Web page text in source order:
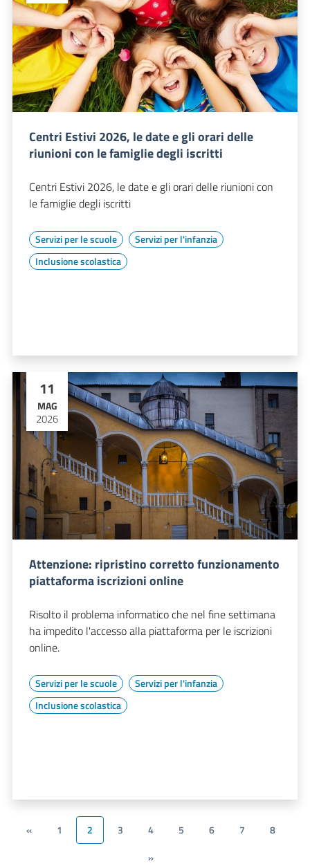
Centri Estivi 2026, le date e gli orari delle
riunioni con le famiglie degli iscritti
Centri Estivi 2026, le date e gli orari delle riunioni con
le famiglie degli iscritti
Servizi per le scuole
Servizi per l'infanzia
Inclusione scolastica
11
MAG
2026
Attenzione: ripristino corretto funzionamento
piattaforma iscrizioni online
Risolto il problema informatico che nel fine settimana
ha impedito l'accesso alla piattaforma per le iscrizioni
online.
Servizi per le scuole
Servizi per l'infanzia
Inclusione scolastica
« 1 2 3 4 5 6 7
8
»